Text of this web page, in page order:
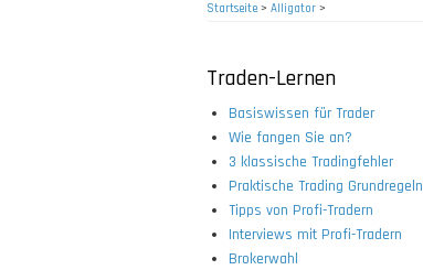
Startseite> Alligator >
Traden-Lernen
Basiswissen für Trader
Wie fangen Sie an?
3 klassische Tradingfehler
Praktische Trading Grundregeln
Tipps von Profi-Tradern
Interviews mit Profi-Tradern
Brokerwahl